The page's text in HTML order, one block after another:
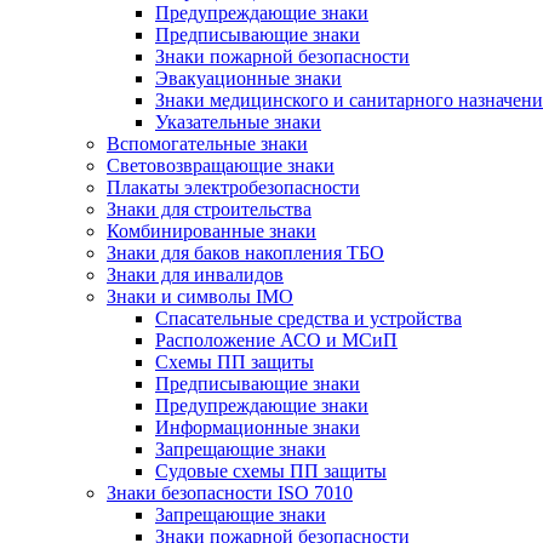
Предупреждающие знаки
Предписывающие знаки
Знаки пожарной безопасности
Эвакуационные знаки
Знаки медицинского и санитарного
Указательные знаки
Вспомогательные знаки
Световозвращающие знаки
Плакаты электробезопасности
Знаки для строительства
Комбинированные знаки
Знаки для баков накопления ТБО
Знаки для инвалидов
Знаки и символы IMO
Спасательные средства и устройства
Расположение АСО и МСиП
Схемы ПП защиты
Предписывающие знаки
Предупреждающие знаки
Информационные знаки
Запрещающие знаки
Судовые схемы ПП защиты
Знаки безопасности ISO 7010
Запрещающие знаки
Знаки пожарной безопасности